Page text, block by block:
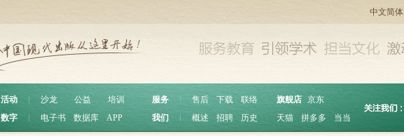
中文简体
活动 沙龙 公益
培训
数字
电子书 数据库 APP
服务 ︱ 售后 下载
联络
我们
概述 招聘 历史
旗舰店 京东
天猫
拼多多 当当